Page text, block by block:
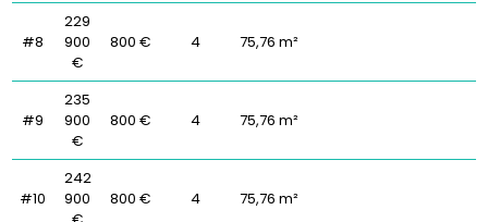
#8
229
900
€
800 € 4 75,76 m²
#9
235
900
€
800 € 4 75,76 m²
#10
242
900
800 € 4 75,76 m²